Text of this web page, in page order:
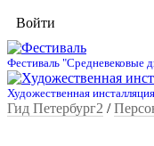
Войти
Фестиваль "Средневековые
Художественная
Гид Петербург2 /